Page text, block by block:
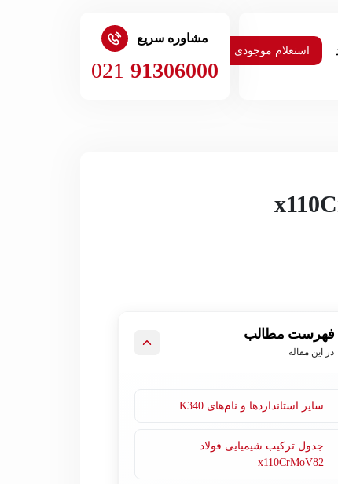
استعلام موجودی
مشاوره سریع
021 91306000
فهرست مطالب
در این مقاله
سایر استانداردها و نام‌های K340
جدول ترکیب شیمیایی فولاد
x110CrMoV82